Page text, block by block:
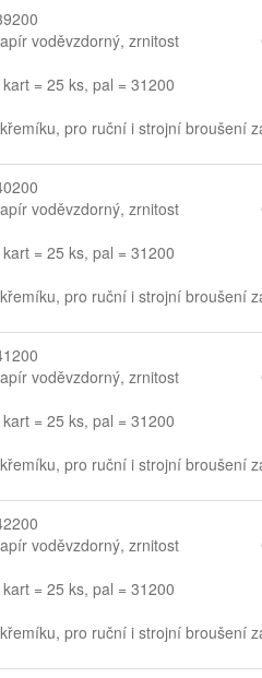
voděvzdorný, zrnitost
= 25 ks, pal = 31200
pro ruční i strojní broušení
voděvzdorný, zrnitost
= 25 ks, pal = 31200
pro ruční i strojní broušení
voděvzdorný, zrnitost
= 25 ks, pal = 31200
pro ruční i strojní broušení
voděvzdorný, zrnitost
= 25 ks, pal = 31200
pro ruční i strojní broušení